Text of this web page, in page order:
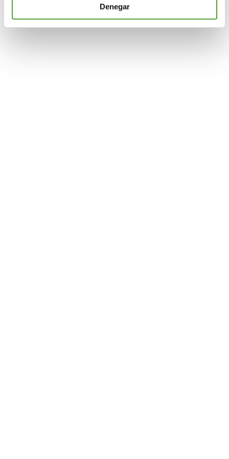
información sobre el uso que haga del sitio web con
web, quienes pueden combinarla con otra información
Denegar